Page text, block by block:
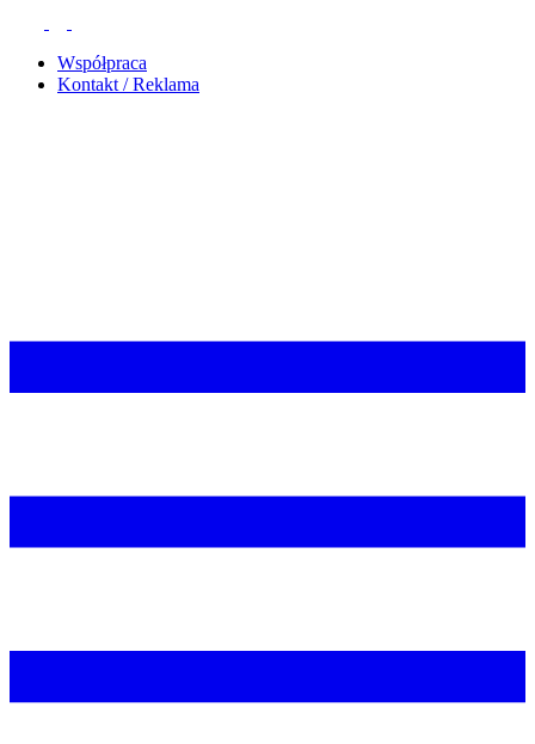
Współpraca
Kontakt / Reklama